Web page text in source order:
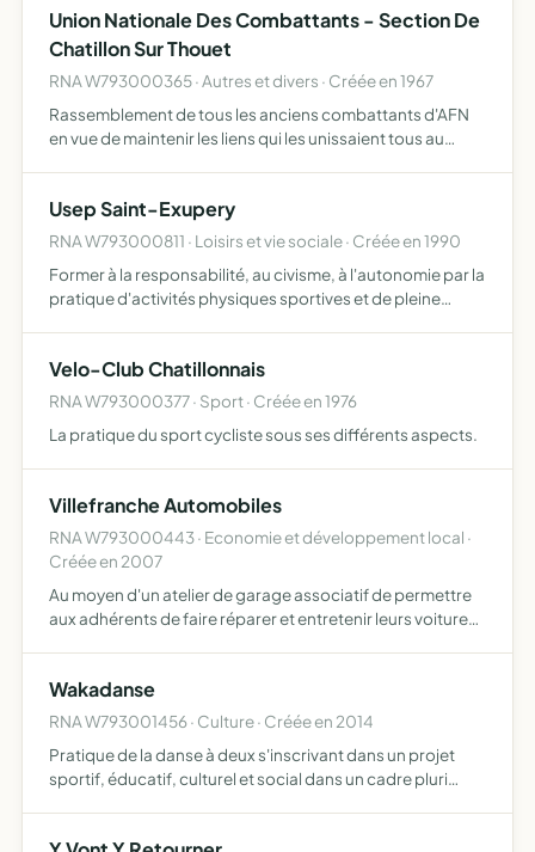
Union Nationale Des Combattants - Section De
Chatillon Sur Thouet
RNA W793000365 · Autres et divers · Créée en 1967
Rassemblement de tous les anciens combattants d'AFN
en vue de maintenir les liens qui les unissaient tous au
Usep Saint-Exupery
RNA W793000811 · Loisirs et vie sociale · Créée en 1990
Former à la responsabilité, au civisme, à l'autonomie par la
pratique d'activités physiques sportives et de pleine
Velo-Club Chatillonnais
RNA W793000377 · Sport · Créée en 1976
La pratique du sport cycliste sous ses différents aspects.
Villefranche Automobiles
RNA W793000443 · Economie et développement local ·
Créée en 2007
Au moyen d'un atelier de garage associatif de permettre
aux adhérents de faire réparer et entretenir leurs voitures
Wakadanse
RNA W793001456 · Culture · Créée en 2014
Pratique de la danse à deux s'inscrivant dans un projet
sportif, éducatif, culturel et social dans un cadre pluri